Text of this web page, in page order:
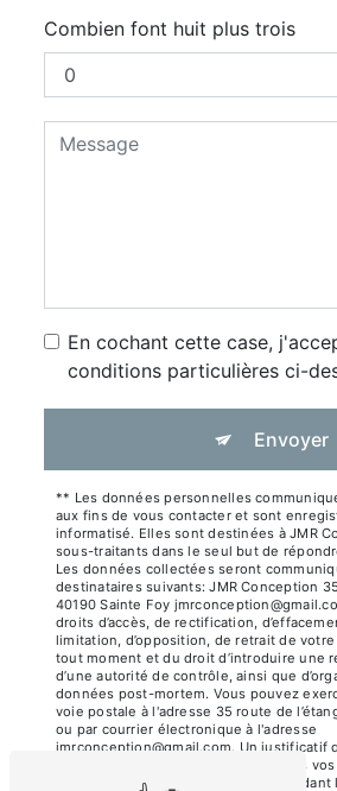
Combien font huit plus trois
En cochant cette case,
conditions particulières ci-
Envoyer
** Les données personnelles
aux fins de vous contacter et sont
informatisé. Elles sont destinées à JMR
sous-traitants dans le seul but de
Les données collectées seront
destinataires suivants: JMR Conception
40190 Sainte Foy
droits d’accès, de rectification,
limitation, d’opposition, de retrait de
tout moment et du droit d’introduire une
d’une autorité de contrôle, ainsi que
données post-mortem. Vous pouvez
voie postale à l'adresse 35 route de
ou par courrier électronique à l'adresse
jmrconception@gmail.com. Un justificatif
vous être demandé. Nous conservons
période de prise de contact puis pendant